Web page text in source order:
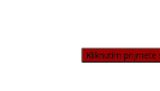
Kliknutím